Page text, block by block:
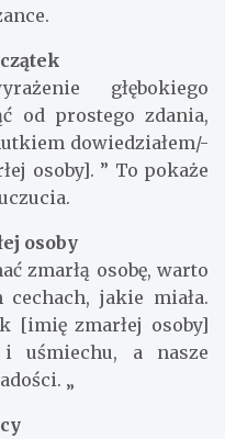
głębokiego
od prostego zdania,
dowiedziałem/-
osoby]. ” To pokaże
osoby
zmarłą osobę, warto
jakie miała.
[imię zmarłej osoby]
i uśmiechu, a nasze
„